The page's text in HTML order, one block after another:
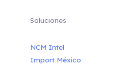
Soluciones
NCM Intel
Import México